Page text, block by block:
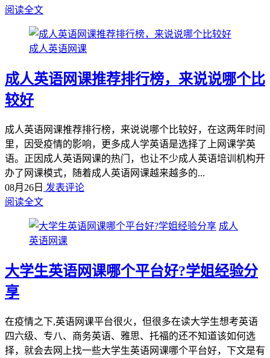
阅读全文
成人英语网课
成人英语网课推荐排行榜，来说说哪个比
较好
成人英语网课推荐排行榜，来说说哪个比较好，在这两年时间
里，因受疫情的影响，更多成人学英语是选择了上网课学英
语。正因成人英语网课的热门，也让不少成人英语培训机构开
办了网课模式，随着成人英语网课越来越多的...
08月26日 发表评论
阅读全文
成人
英语网课
大学生英语网课哪个平台好?学姐经验分
享
在疫情之下,英语网课平台很火，但很多在读大学生想考英语
四六级、专八、商务英语、雅思、托福的还不知道该如何选
择，就会去网上找一些大学生英语网课哪个平台好，下文是有